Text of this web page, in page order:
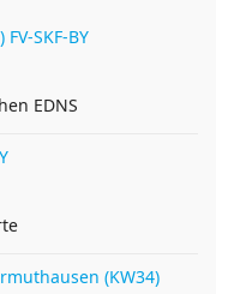
SKF-BY
EDNS
(KW34)